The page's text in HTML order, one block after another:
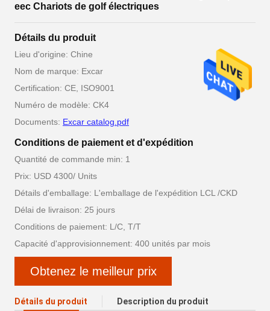
eec Chariots de golf électriques
Détails du produit
Lieu d'origine: Chine
Nom de marque: Excar
Certification: CE, ISO9001
Numéro de modèle: CK4
Documents: Excar catalog.pdf
Conditions de paiement et d'expédition
Quantité de commande min: 1
Prix: USD 4300/ Units
Détails d'emballage: L'emballage de l'expédition LCL /CKD
Délai de livraison: 25 jours
Conditions de paiement: L/C, T/T
Capacité d'approvisionnement: 400 unités par mois
Obtenez le meilleur prix
Détails du produit Description du produit